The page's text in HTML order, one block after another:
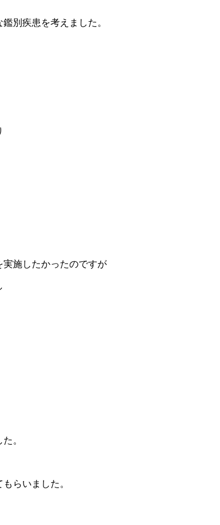
別疾患を考えました。
施したかったのですが
。
らいました。